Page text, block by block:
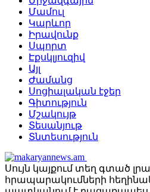
Մամուլ
Կարևոր
Իրավունք
Սպորտ
Էքսկլյուզիվ
Այլ
Ժամանց
Սոցիալական էջեր
Գիտություն
Մշակույթ
Տեսանյութ
Տնտեսություն
Սույն կայքում տեղ գտած
հրապարակումների